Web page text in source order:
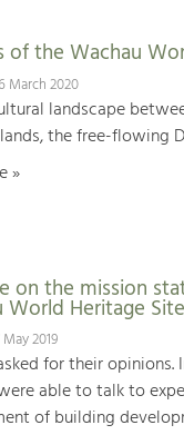
of the Wachau
March 2020
landscape
the free-flowing
»
on the mission
World Heritage Site
2019
for their
able to talk to
of building